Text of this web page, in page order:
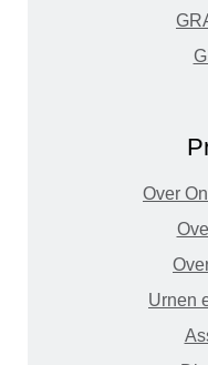
Over
Urnen